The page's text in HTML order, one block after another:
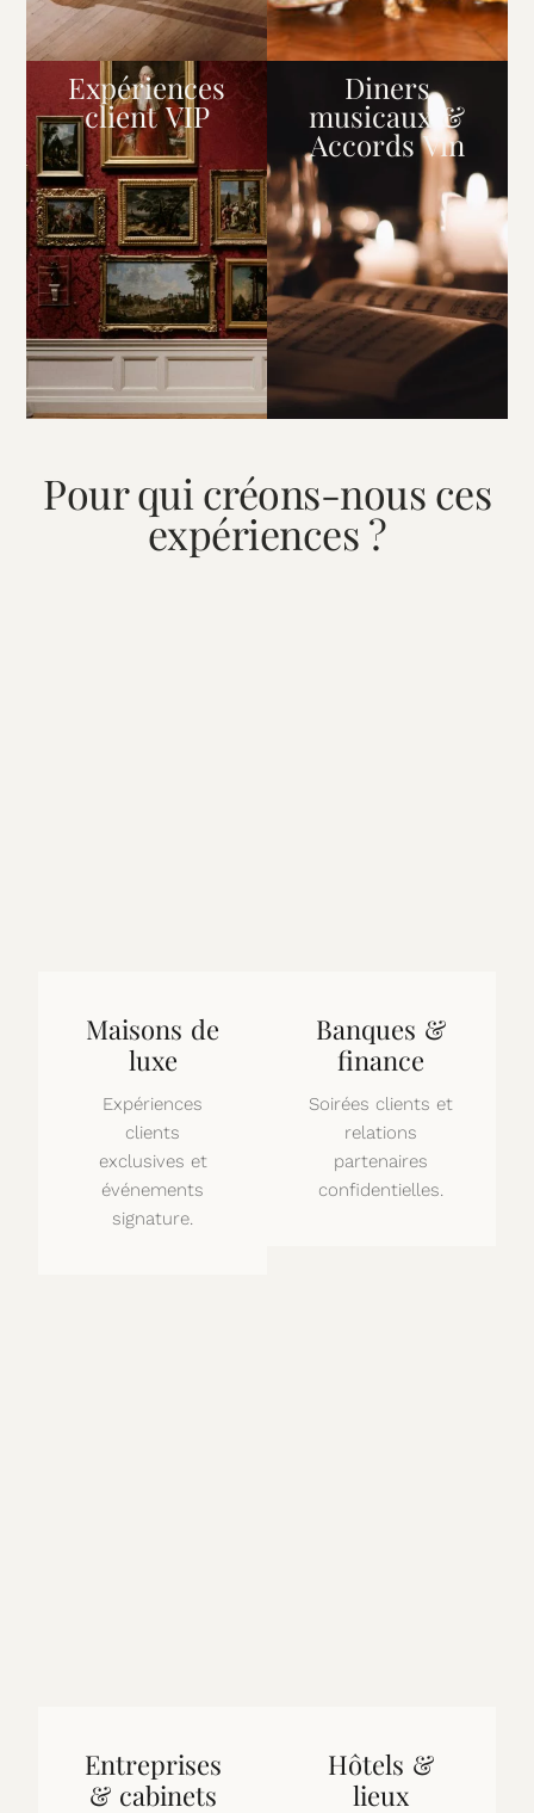
Expériences
client VIP
Diners
musicaux &
Accords Vin
Pour qui créons-nous ces
expériences ?
Maisons de
luxe
Expériences
clients
exclusives et
événements
signature.
Banques &
finance
Soirées clients et
relations
partenaires
confidentielles.
Entreprises
& cabinets
Hôtels &
lieux